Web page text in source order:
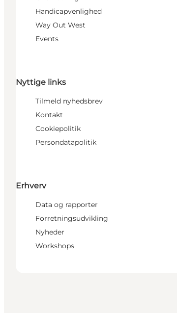
Handicapvenlighed
Way Out West
Events
Nyttige links
Tilmeld nyhedsbrev
Kontakt
Cookiepolitik
Persondatapolitik
Erhverv
Data og rapporter
Forretningsudvikling
Nyheder
Workshops